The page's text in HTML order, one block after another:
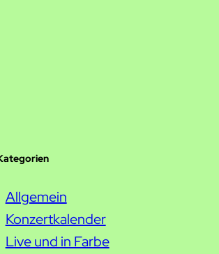
Allgemein
Konzertkalender
Live und in Farbe